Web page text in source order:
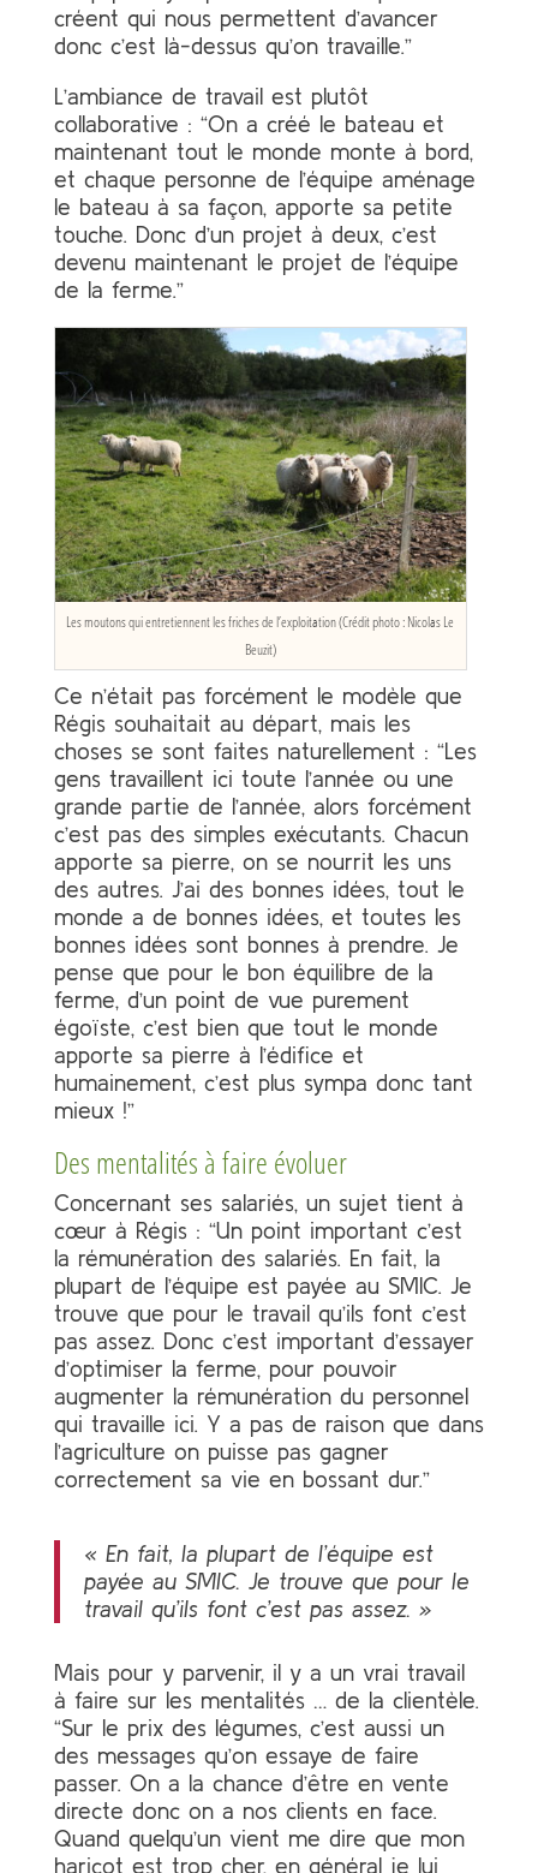
créent qui nous permettent d’avancer
donc c’est là-dessus qu’on travaille.”
L’ambiance de travail est plutôt
collaborative : “On a créé le bateau et
maintenant tout le monde monte à bord,
et chaque personne de l’équipe aménage
le bateau à sa façon, apporte sa petite
touche. Donc d’un projet à deux, c’est
devenu maintenant le projet de l’équipe
de la ferme.”
Les moutons qui entretiennent les friches de l’exploitation (Crédit photo : Nicolas Le
Beuzit)
Ce n’était pas forcément le modèle que
Régis souhaitait au départ, mais les
choses se sont faites naturellement : “Les
gens travaillent ici toute l’année ou une
grande partie de l’année, alors forcément
c’est pas des simples exécutants. Chacun
apporte sa pierre, on se nourrit les uns
des autres. J’ai des bonnes idées, tout le
monde a de bonnes idées, et toutes les
bonnes idées sont bonnes à prendre. Je
pense que pour le bon équilibre de la
ferme, d’un point de vue purement
égoïste, c’est bien que tout le monde
apporte sa pierre à l’édifice et
humainement, c’est plus sympa donc tant
mieux !”
Des mentalités à faire évoluer
Concernant ses salariés, un sujet tient à
cœur à Régis : “Un point important c’est
la rémunération des salariés. En fait, la
plupart de l’équipe est payée au SMIC. Je
trouve que pour le travail qu’ils font c’est
pas assez. Donc c’est important d’essayer
d’optimiser la ferme, pour pouvoir
augmenter la rémunération du personnel
qui travaille ici. Y a pas de raison que dans
l’agriculture on puisse pas gagner
correctement sa vie en bossant dur.”
« En fait, la plupart de l’équipe est
payée au SMIC. Je trouve que pour le
travail qu’ils font c’est pas assez. »
Mais pour y parvenir, il y a un vrai travail
à faire sur les mentalités … de la clientèle.
“Sur le prix des légumes, c’est aussi un
des messages qu’on essaye de faire
passer. On a la chance d’être en vente
directe donc on a nos clients en face.
Quand quelqu’un vient me dire que mon
haricot est trop cher, en général je lui